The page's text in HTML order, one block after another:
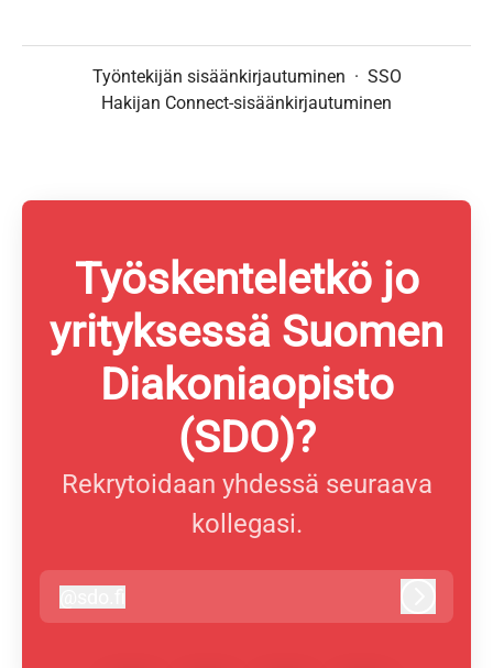
Työntekijän sisäänkirjautuminen · SSO
Hakijan Connect-sisäänkirjautuminen
Työskenteletkö jo
yrityksessä Suomen
Diakoniaopisto
(SDO)?
Rekrytoidaan yhdessä seuraava
kollegasi.
sdo.fi